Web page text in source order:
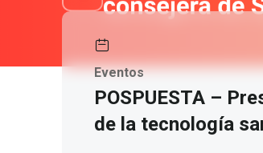
Eventos
POSPUESTA –
de la tecnología